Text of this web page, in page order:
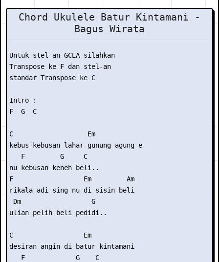
Chord Ukulele Batur Kintamani -
Bagus Wirata
Untuk stel-an GCEA silahkan
Transpose ke F dan stel-an
standar Transpose ke C
Intro :
F  G  C
C                   Em
kebus-kebusan lahar gunung agung e
   F         G     C
nu kebusan keneh beli..
F                  Em         Am
rikala adi sing nu di sisin beli
Dm                  G
ulian pelih beli pedidi..
C                  Em
desiran angin di batur kintamani
   F             G    C